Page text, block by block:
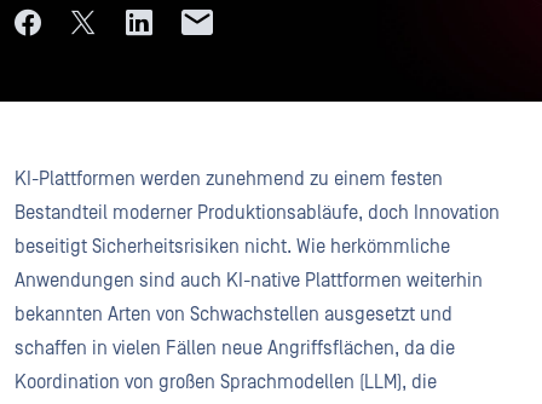
KI-Plattformen werden zunehmend zu einem festen
Bestandteil moderner Produktionsabläufe, doch Innovation
beseitigt Sicherheitsrisiken nicht. Wie herkömmliche
Anwendungen sind auch KI-native Plattformen weiterhin
bekannten Arten von Schwachstellen ausgesetzt und
schaffen in vielen Fällen neue Angriffsflächen, da die
Koordination von großen Sprachmodellen (LLM), die